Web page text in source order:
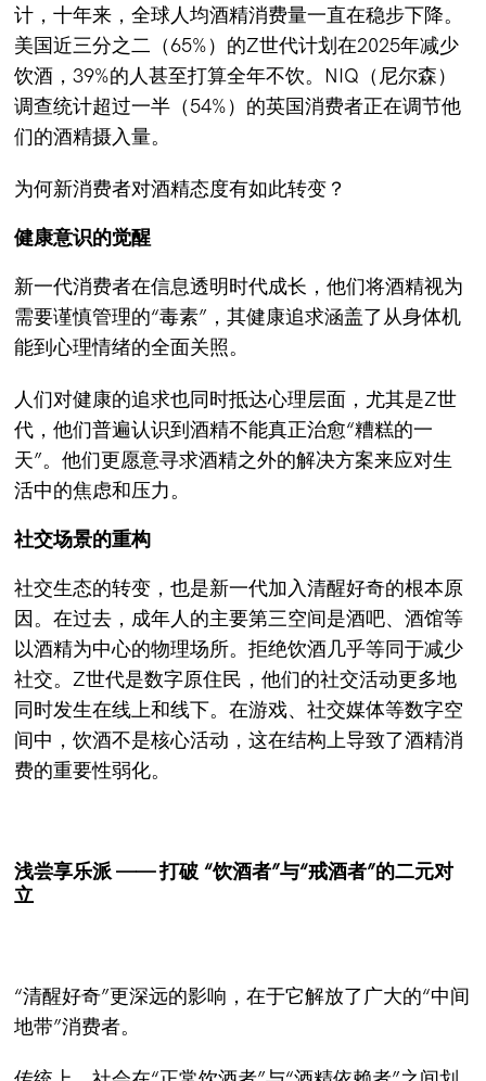
计，十年来，全球人均酒精消费量一直在稳步下降。
美国近三分之二（65%）的Z世代计划在2025年减少
饮酒，39%的人甚至打算全年不饮。NIQ（尼尔森）
调查统计超过一半（54%）的英国消费者正在调节他
们的酒精摄入量。
为何新消费者对酒精态度有如此转变？
健康意识的觉醒
新一代消费者在信息透明时代成长，他们将酒精视为
需要谨慎管理的“毒素”，其健康追求涵盖了从身体机
能到心理情绪的全面关照。
人们对健康的追求也同时抵达心理层面，尤其是Z世
代，他们普遍认识到酒精不能真正治愈“糟糕的一
天”。他们更愿意寻求酒精之外的解决方案来应对生
活中的焦虑和压力。
社交场景的重构
社交生态的转变，也是新一代加入清醒好奇的根本原
因。在过去，成年人的主要第三空间是酒吧、酒馆等
以酒精为中心的物理场所。拒绝饮酒几乎等同于减少
社交。Z世代是数字原住民，他们的社交活动更多地
同时发生在线上和线下。在游戏、社交媒体等数字空
间中，饮酒不是核心活动，这在结构上导致了酒精消
费的重要性弱化。
浅尝享乐派 —— 打破 “饮酒者”与“戒酒者”的二元对
立
“清醒好奇”更深远的影响，在于它解放了广大的“中间
地带”消费者。